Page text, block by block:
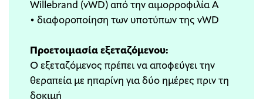
Willebrand (vWD) από την αιμορροφιλία Α
• διαφοροποίηση των υποτύπων της vWD
Προετοιμασία εξεταζόμενου:
Ο εξεταζόμενος πρέπει να αποφεύγει την
θεραπεία με ηπαρίνη για δύο ημέρες πριν τη
δοκιμή